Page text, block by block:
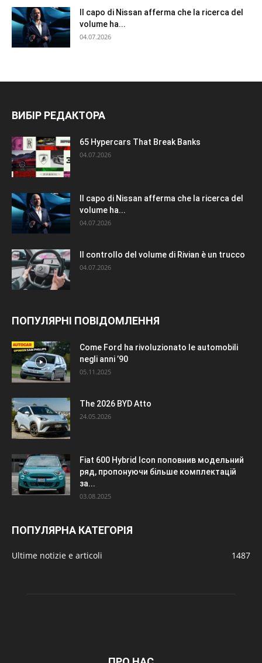
Il capo di Nissan afferma che la ricerca del
volume ha...
04.07.2026
ВИБІР РЕДАКТОРА
65 Hypercars That Break Banks
04.07.2026
Il capo di Nissan afferma che la ricerca del
volume ha...
04.07.2026
Il controllo del volume di Rivian è un trucco
04.07.2026
ПОПУЛЯРНІ ПОВІДОМЛЕННЯ
Come Ford ha rivoluzionato le automobili
negli anni ’90
05.11.2025
The 2026 BYD Atto
24.05.2026
Fiat 600 Hybrid Icon поповнив модельний
ряд, пропонуючи більше комплектацій
за...
03.08.2025
ПОПУЛЯРНА КАТЕГОРІЯ
Ultime notizie e articoli 1487